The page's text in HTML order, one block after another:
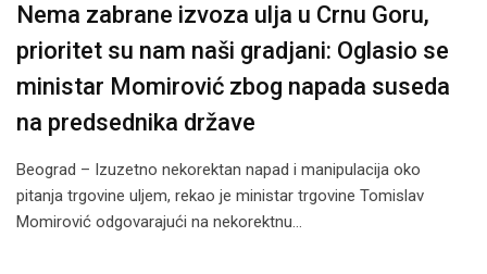
Nema zabrane izvoza ulja u Crnu Goru,
prioritet su nam naši gradjani: Oglasio se
ministar Momirović zbog napada suseda
na predsednika države
Beograd – Izuzetno nekorektan napad i manipulacija oko
pitanja trgovine uljem, rekao je ministar trgovine Tomislav
Momirović odgovarajući na nekorektnu…